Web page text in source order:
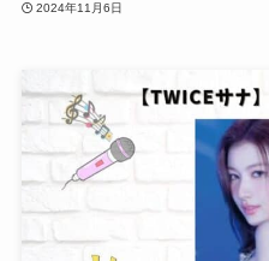
2024年11月6日